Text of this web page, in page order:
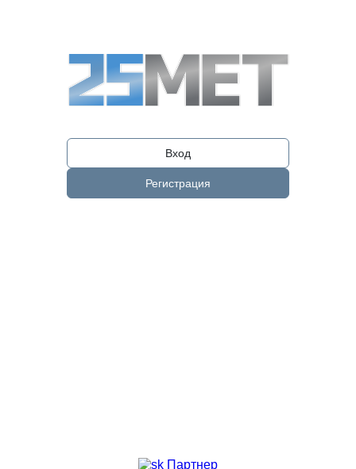
Вход
Регистрация